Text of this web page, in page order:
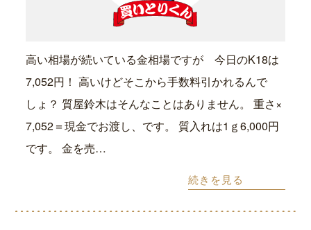
高い相場が続いている金相場ですが 今日のK18は
7,052円！ 高いけどそこから手数料引かれるんで
しょ？ 質屋鈴木はそんなことはありません。 重さ×
7,052＝現金でお渡し、です。 質入れは1ｇ6,000円
です。 金を売…
続きを見る